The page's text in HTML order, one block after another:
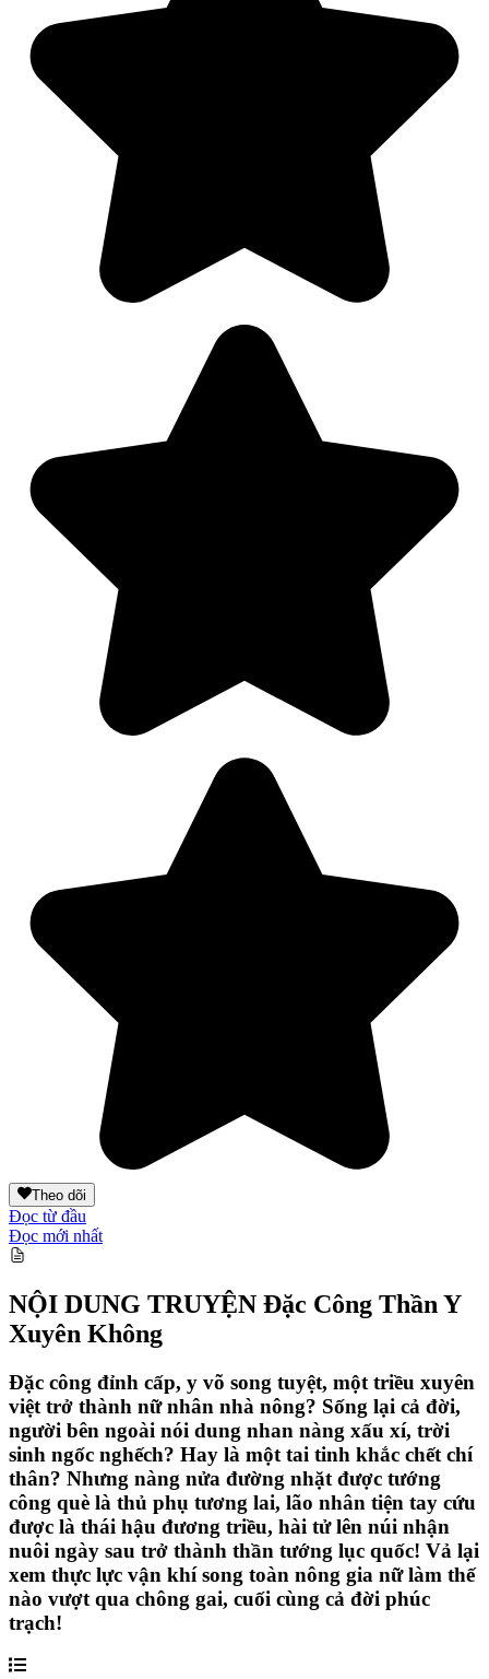
Theo dõi
Đọc từ đầu
Đọc mới nhất
NỘI DUNG TRUYỆN Đặc Công Thần Y
Xuyên Không
Đặc công đỉnh cấp, y võ song tuyệt, một triều xuyên
việt trở thành nữ nhân nhà nông? Sống lại cả đời,
người bên ngoài nói dung nhan nàng xấu xí, trời
sinh ngốc nghếch? Hay là một tai tinh khắc chết chí
thân? Nhưng nàng nửa đường nhặt được tướng
công què là thủ phụ tương lai, lão nhân tiện tay cứu
được là thái hậu đương triều, hài tử lên núi nhận
nuôi ngày sau trở thành thần tướng lục quốc! Vả lại
xem thực lực vận khí song toàn nông gia nữ làm thế
nào vượt qua chông gai, cuối cùng cả đời phúc
trạch!